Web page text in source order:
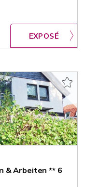
& Arbeiten ** 6